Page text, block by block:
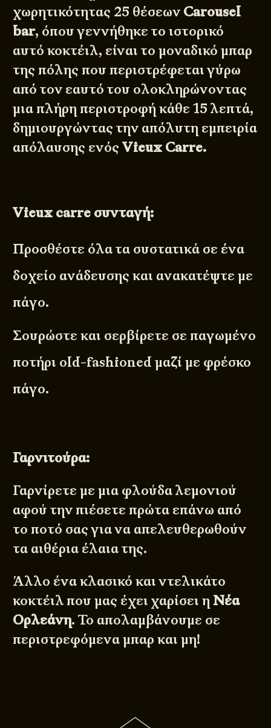
χωρητικότητας 25 θέσεων Carousel
bar, όπου γεννήθηκε το ιστορικό
αυτό κοκτέιλ, είναι το μοναδικό μπαρ
της πόλης που περιστρέφεται γύρω
από τον εαυτό του ολοκληρώνοντας
μια πλήρη περιστροφή κάθε 15 λεπτά,
δημιουργώντας την απόλυτη εμπειρία
απόλαυσης ενόςVieux Carre.
Vieux carre συνταγή:
Προσθέστε όλα τα συστατικά σε ένα
δοχείο ανάδευσης και ανακατέψτε με
πάγο.
Σουρώστε και σερβίρετε σε παγωμένο
ποτήρι old-fashioned μαζί με φρέσκο
πάγο.
Γαρνιτούρα:
Γαρνίρετε με μια φλούδα λεμονιού
αφού την πιέσετε πρώτα επάνω από
το ποτό σας για να απελευθερωθούν
τα αιθέρια έλαια της.
Άλλο ένα κλασικό και ντελικάτο
κοκτέιλ που μας έχει χαρίσει η Νέα
Ορλεάνη. Το απολαμβάνουμε σε
περιστρεφόμενα μπαρ και μη!